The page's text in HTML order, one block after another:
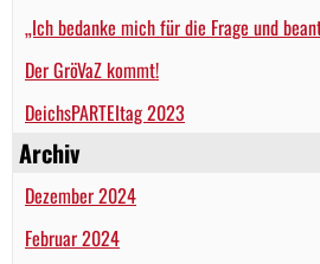
„Ich bedanke mich für die Frage und
Der GröVaZ kommt!
DeichsPARTEItag 2023
Archiv
Dezember 2024
Februar 2024